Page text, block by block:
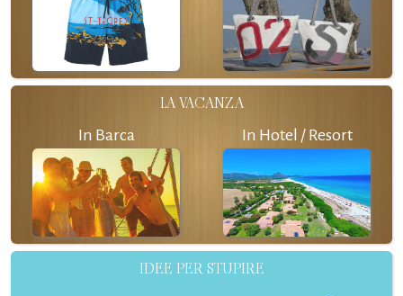
LA VACANZA
In Barca In Hotel / Resort
IDEE PER STUPIRE